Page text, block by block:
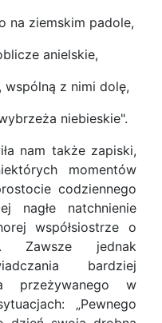
na ziemskim padole,
anielskie,
wspólną z nimi dolę,
niebieskie".
nam także zapiski,
momentów
codziennego
nagłe natchnienie
współsiostrze o
Zawsze jednak
bardziej
przeżywanego w
„Pewnego